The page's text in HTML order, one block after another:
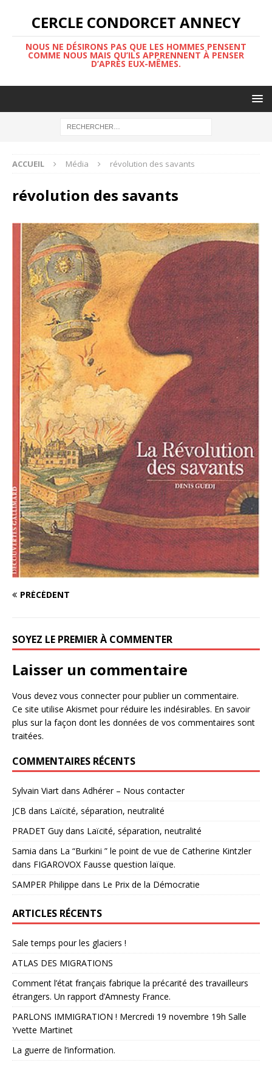
CERCLE CONDORCET ANNECY
NOUS NE DÉSIRONS PAS QUE LES HOMMES PENSENT
COMME NOUS MAIS QU’ILS APPRENNENT À PENSER
D’APRÈS EUX-MÊMES.
ACCUEIL Média révolution des savants
révolution des savants
PRÉCÉDENT
SOYEZ LE PREMIER À COMMENTER
Laisser un commentaire
Vous devez vous connecterpour publier un commentaire.
Ce site utilise Akismet pour réduire les indésirables. En savoir
plus sur la façon dont les données de vos commentaires sont
traitées.
COMMENTAIRES RÉCENTS
Sylvain Viart dans Adhérer – Nous contacter
JCB dans Laïcité, séparation, neutralité
PRADET Guy dans Laïcité, séparation, neutralité
Samia dans La “Burkini ” le point de vue de Catherine Kintzler
dans FIGAROVOX Fausse question laïque.
SAMPER Philippe dans Le Prix de la Démocratie
ARTICLES RÉCENTS
Sale temps pour les glaciers !
ATLAS DES MIGRATIONS
Comment l’état français fabrique la précarité des travailleurs
étrangers. Un rapport d’Amnesty France.
PARLONS IMMIGRATION ! Mercredi 19 novembre 19h Salle
Yvette Martinet
La guerre de l’information.